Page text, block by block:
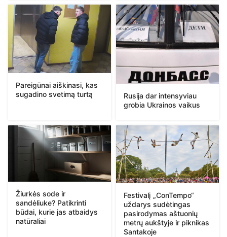
Pareigūnai aiškinasi, kas
sugadino svetimą turtą
Rusija dar intensyviau
grobia Ukrainos vaikus
Žiurkės sode ir
sandėliuke? Patikrinti
būdai, kurie jas atbaidys
natūraliai
Festivalį „ConTempo“
uždarys sudėtingas
pasirodymas aštuonių
metrų aukštyje ir piknikas
Santakoje